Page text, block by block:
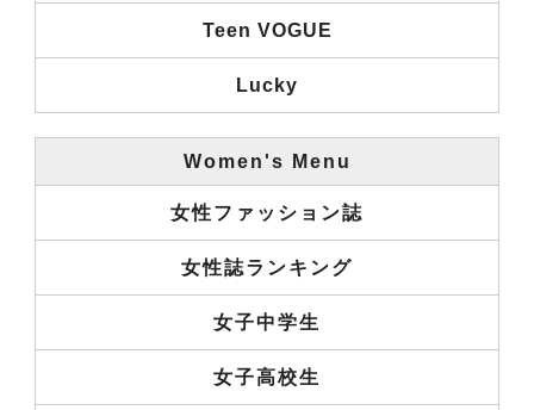
Teen VOGUE
Lucky
Women's Menu
女性ファッション誌
女性誌ランキング
女子中学生
女子高校生